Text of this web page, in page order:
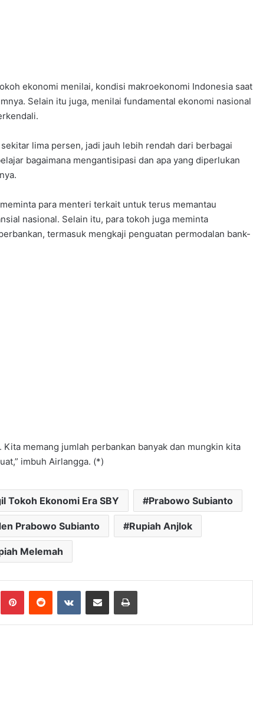
ekonomi menilai, kondisi makroekonomi Indonesia saat
Selain itu juga, menilai fundamental ekonomi nasional
lima persen, jadi jauh lebih rendah dari berbagai
bagaimana mengantisipasi dan apa yang diperlukan
para menteri terkait untuk terus memantau
nasional. Selain itu, para tokoh juga meminta
termasuk mengkaji penguatan permodalan bank-
memang jumlah perbankan banyak dan mungkin kita
imbuh Airlangga. (*)
Tokoh Ekonomi Era SBY Prabowo Subianto
Prabowo Subianto Rupiah Anjlok
Melemah
PinterestReddit VKontakteBagikan Lewat Email Cetak